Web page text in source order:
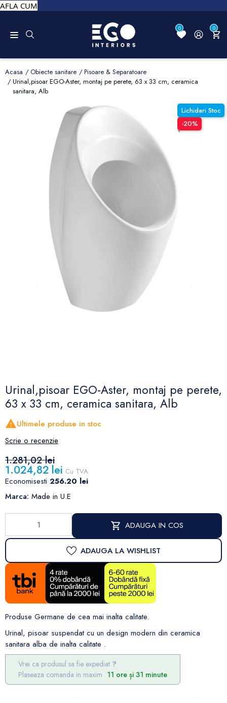
AFLA CUM
0 0
Acasa Obiecte sanitare
Pisoare & Separatoare
Urinal,pisoar EGO-Aster, montaj pe perete, 63 x 33 cm, ceramica
sanitara, Alb
Lichidari Stoc
-20%
Urinal,pisoar EGO-Aster, montaj pe perete,
63 x 33 cm, ceramica sanitara, Alb
Ultimele produse in stoc
Scrie o recenzie
1.281,02 lei
1.024,82 lei Cu TVA
Economisesti 256.20 lei
Marca: Made in U.E
ADAUGA IN COS
ADAUGA LA WISHLIST
Produse Germane de cea mai inalta calitate.
Urinal, pisoar suspendat cu un design modern din ceramica
sanitara alba de inalta calitate .
Vrei ca produsul sa fie expediat
Plaseaza comanda in maxim 11 ore și 31 minute